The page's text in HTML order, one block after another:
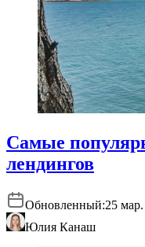
Самые
лендингов
Обновленный:25 мар.
Юлия Канаш